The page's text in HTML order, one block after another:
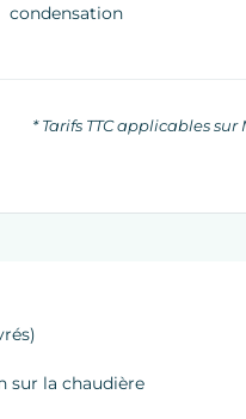
condensation
* Tarifs TTC applicables
sur la chaudière